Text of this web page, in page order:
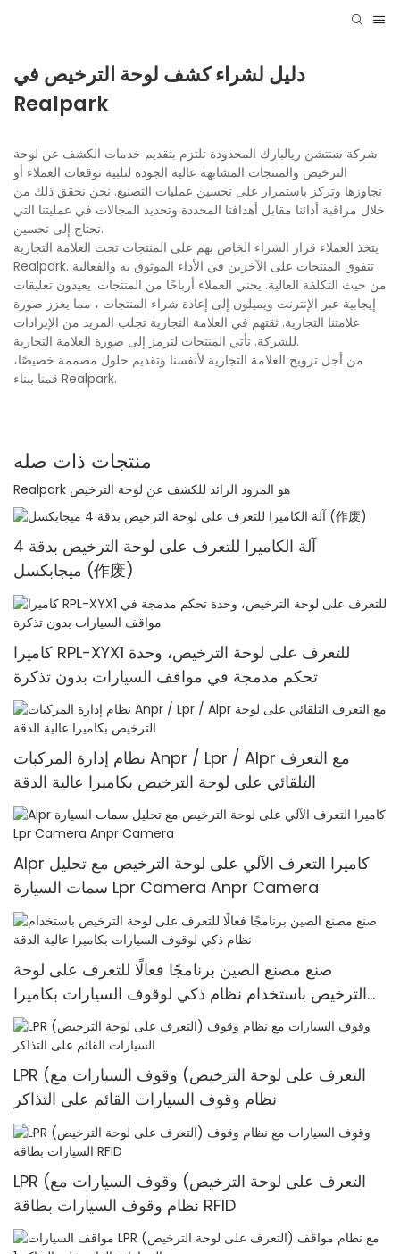
دليل لشراء كشف لوحة الترخيص في
Realpark
شركة شنتشن ريالبارك المحدودة تلتزم بتقديم خدمات الكشف عن لوحة
الترخيص والمنتجات المشابهة عالية الجودة لتلبية توقعات العملاء أو
تجاوزها وتركز باستمرار على تحسين عمليات التصنيع. نحن نحقق ذلك من
خلال مراقبة أدائنا مقابل أهدافنا المحددة وتحديد المجالات في عمليتنا التي
تحتاج إلى تحسين.
يتخذ العملاء قرار الشراء الخاص بهم على المنتجات تحت العلامة التجارية
Realpark. تتفوق المنتجات على الآخرين في الأداء الموثوق به والفعالية
من حيث التكلفة العالية. يجني العملاء أرباحًا من المنتجات. يعيدون تعليقات
إيجابية عبر الإنترنت ويميلون إلى إعادة شراء المنتجات ، مما يعزز صورة
علامتنا التجارية. ثقتهم في العلامة التجارية تجلب المزيد من الإيرادات
للشركة. تأتي المنتجات لترمز إلى صورة العلامة التجارية.
من أجل ترويج العلامة التجارية لأنفسنا وتقديم حلول مصممة خصيصًا،
قمنا ببناء Realpark.
منتجات ذات صله
Realpark هو المزود الرائد للكشف عن لوحة الترخيص
آلة الكاميرا للتعرف على لوحة الترخيص بدقة 4
ميجابكسل (作废)
كاميرا RPL-XYX1 للتعرف على لوحة الترخيص، وحدة
تحكم مدمجة في مواقف السيارات بدون تذكرة
نظام إدارة المركبات Anpr / Lpr / Alpr مع التعرف
التلقائي على لوحة الترخيص بكاميرا عالية الدقة
Alpr كاميرا التعرف الآلي على لوحة الترخيص مع تحليل
سمات السيارة Lpr Camera Anpr Camera
صنع مصنع الصين برنامجًا فعالًا للتعرف على لوحة
الترخيص باستخدام نظام ذكي لوقوف السيارات بكاميرا
عالية الدقة
LPR (التعرف على لوحة الترخيص) وقوف السيارات مع
نظام وقوف السيارات القائم على التذاكر
LPR (التعرف على لوحة الترخيص) وقوف السيارات مع
نظام وقوف السيارات بطاقة RFID